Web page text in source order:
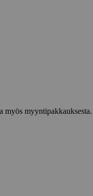
myös myyntipakkauksesta.